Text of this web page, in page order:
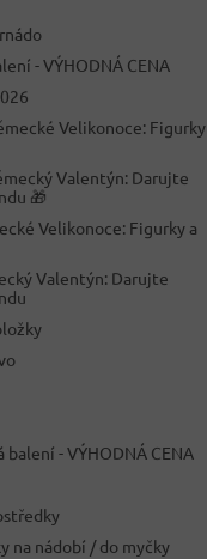
- VÝHODNÁ CENA
Velikonoce: Figurky
Valentýn: Darujte
🎁
Velikonoce: Figurky a
Valentýn: Darujte
balení - VÝHODNÁ CENA
na nádobí / do myčky